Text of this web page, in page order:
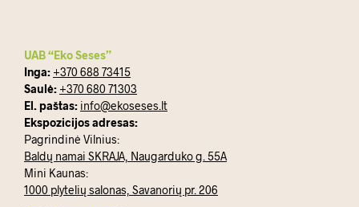
UAB “Eko Seses”
Inga: +370 688 73415
Saulė: +370 680 71303
El. paštas: info@ekoseses.lt
Ekspozicijos adresas:
Pagrindinė Vilnius:
Baldų namai SKRAJA, Naugarduko g. 55A
Mini Kaunas:
1000 plytelių salonas, Savanorių pr. 206